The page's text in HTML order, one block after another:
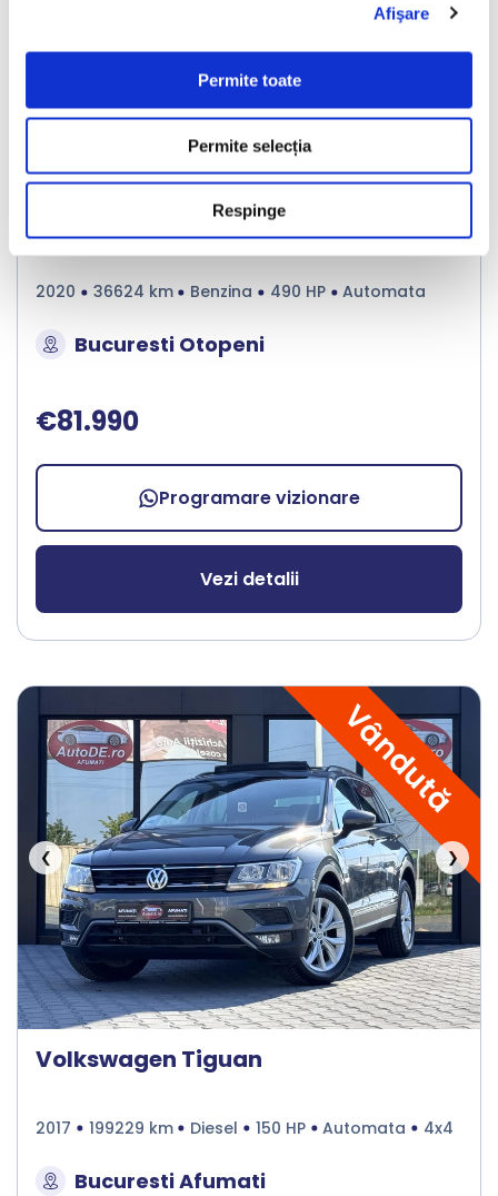
Afişare
Permite toate
Permite selecția
Respinge
❯
LIVRARE LA TINE ACASA
Chevrolet Corvette
2020 36624 km Benzina 490 HP Automata
Bucuresti Otopeni
€81.990
Programare vizionare
Vezi detalii
Vândută
❮ ❯
Volkswagen Tiguan
2017 199229 km Diesel 150 HP Automata 4x4
Bucuresti Afumati